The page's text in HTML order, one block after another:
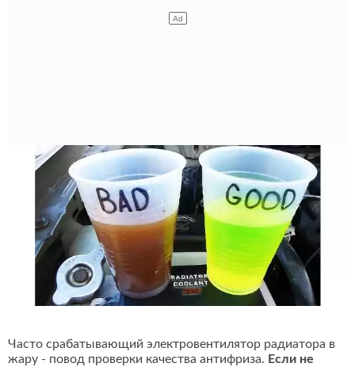
Часто срабатывающий электровентилятор радиатора в
жару - повод проверки качества антифриза. Если не